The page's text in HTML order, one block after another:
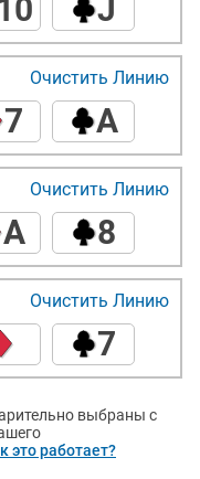
J
7 A
Очистить Линию
A 8
Очистить Линию
7
Очистить Линию
выбраны с
это работает?